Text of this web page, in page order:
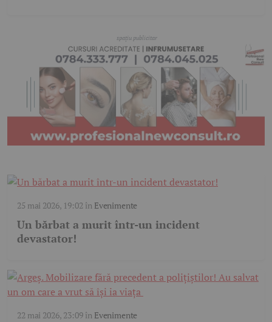
25 mai 2026, 19:02 în Evenimente
Un bărbat a murit într-un incident
devastator!
22 mai 2026, 23:09în Evenimente